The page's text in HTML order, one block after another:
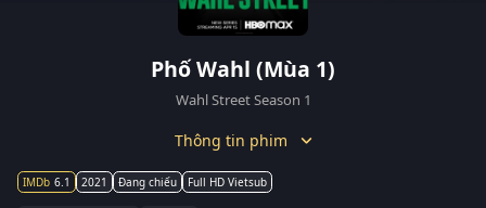
Phố Wahl (Mùa 1)
Wahl Street Season 1
Thông tin phim
6.1 2021 Đang chiếu Full HD Vietsub